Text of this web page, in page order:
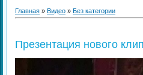
Главная » Видео » Без категории
Презентация нового